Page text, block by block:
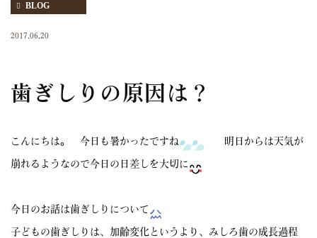
BLOG
2017.06.20
歯ぎしりの原因は？
こんにちは。 今日も暑かったですね 明日からは天気が
崩れるようなので今日の日差しを大切に
今日のお話は歯ぎしりについて
子どもの歯ぎしりは、加齢変化というより、みしろ歯の成長過程